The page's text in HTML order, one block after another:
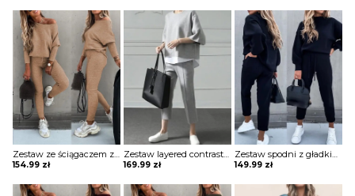
was:
199.99 zł.
is:
149.99 zł.
Zestaw ze ściągaczem z długim rękawem i wysokim stanem komplet Merel
154.99 zł
Zestaw layered contrast top & pants komplet Selwa
169.99 zł
Zestaw spodni z gładkimi rękawami latarniowymi i kieszeniami ze sznurkiem komplet Zacharoula
149.99 zł